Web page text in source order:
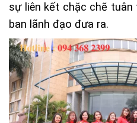
sự liên kết chặc chẽ
ban lãnh đạo đưa ra.